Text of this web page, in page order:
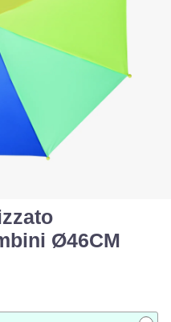
Ø46CM